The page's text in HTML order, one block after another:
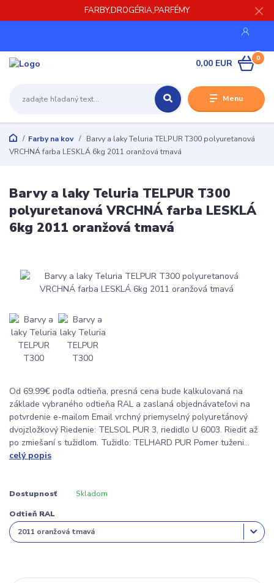
FARBY,DROGÉRIA,PARFÉMY
Menu
0
0,00 EUR
Farby na kov
Barvy a laky Teluria TELPUR T300 polyuretanová
VRCHNÁ farba LESKLÁ 6kg 2011 oranžová tmavá
Barvy a laky Teluria TELPUR T300
polyuretanová VRCHNÁ farba LESKLÁ
6kg 2011 oranžová tmavá
Od 69.99€ podľa odtieňa, presná cena bude kalkulovaná na
základe vybraného odtieňa RAL a zaslaná objednávateľovi na
potvrdenie e-mailom Email vrchný priemyselný polyuretánový
dvojzložkový Riedenie: TELSOL PUR 3, riedidlo U 6003. Riediť až
po zmiešaní s tužidlom. Tužidlo: TELHARD PUR Pomer tuženi...
celý popis
Dostupnosť Skladom
Odtieň RAL